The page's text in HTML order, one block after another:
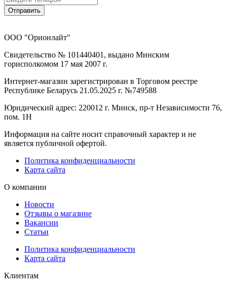
Отправить
ООО "Орионлайт"
Свидетельство № 101440401, выдано Минским
горисполкомом 17 мая 2007 г.
Интернет-магазин зарегистрирован в Торговом реестре
Республике Беларусь 21.05.2025 г. №749588
Юридический адрес: 220012 г. Минск, пр-т Независимости 76,
пом. 1Н
Информация на сайте носит справочный характер и не
является публичной офертой.
Политика конфиденциальности
Карта сайта
О компании
Новости
Отзывы о магазине
Вакансии
Статьи
Политика конфиденциальности
Карта сайта
Клиентам